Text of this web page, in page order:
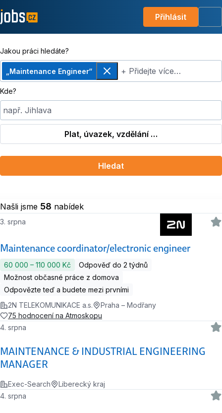
Přihlásit
Jakou práci hledáte?
„Maintenance Engineer“
Odebrat+ Přidejte více…
Kde?
např. Jihlava
Plat, úvazek, vzdělání …
Hledat
Našli jsme 58 nabídek
Maintenance coordinator/electronic engineer
3. srpna
60 000 ‍–‍ 110 000 Kč
Odpověď do 2 týdnů
Možnost občasné práce z domova
Odpovězte teď a budete mezi prvními
2N TELEKOMUNIKACE a.s.
Praha – Modřany
75 hodnocení na Atmoskopu
MAINTENANCE & INDUSTRIAL ENGINEERING
MANAGER
4. srpna
Exec-Search Liberecký kraj
4. srpna